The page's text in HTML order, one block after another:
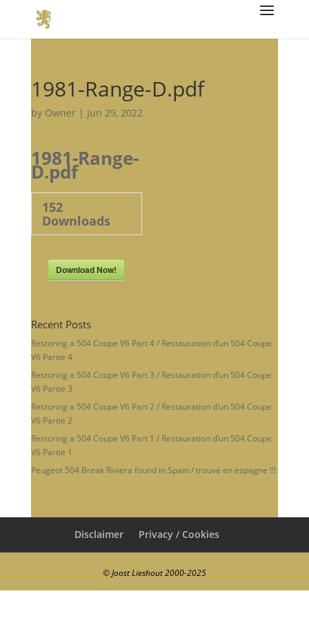
1981-Range-D.pdf
by Owner| Jun 29, 2022
1981-Range-
D.pdf
152
Downloads
Download Now!
Recent Posts
Restoring a 504 Coupe V6 Part 4 / Restauration d’un 504 Coupe
V6 Partie 4
Restoring a 504 Coupe V6 Part 3 / Restauration d’un 504 Coupe
V6 Partie 3
Restoring a 504 Coupe V6 Part 2 / Restauration d’un 504 Coupe
V6 Partie 2
Restoring a 504 Coupe V6 Part 1 / Restauration d’un 504 Coupe
V6 Partie 1
Peugeot 504 Break Riviera found in Spain / trouvé en espagne !!!
Disclaimer Privacy / Cookies
© Joost Lieshout 2000-2025